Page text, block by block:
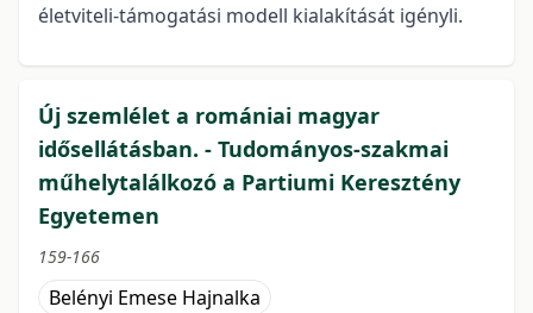
életviteli-támogatási modell kialakítását igényli.
Új szemlélet a romániai magyar
idősellátásban. - Tudományos-szakmai
műhelytalálkozó a Partiumi Keresztény
Egyetemen
159-166
Belényi Emese Hajnalka